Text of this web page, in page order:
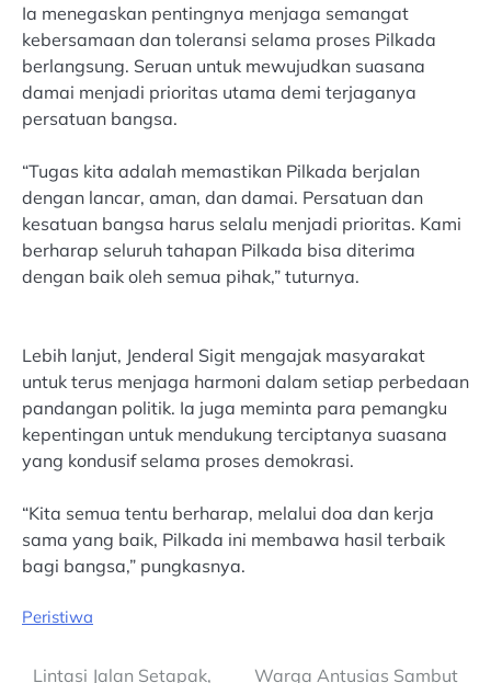
Ia menegaskan pentingnya menjaga semangat
kebersamaan dan toleransi selama proses Pilkada
berlangsung. Seruan untuk mewujudkan suasana
damai menjadi prioritas utama demi terjaganya
persatuan bangsa.
“Tugas kita adalah memastikan Pilkada berjalan
dengan lancar, aman, dan damai. Persatuan dan
kesatuan bangsa harus selalu menjadi prioritas. Kami
berharap seluruh tahapan Pilkada bisa diterima
dengan baik oleh semua pihak,” tuturnya.
Lebih lanjut, Jenderal Sigit mengajak masyarakat
untuk terus menjaga harmoni dalam setiap perbedaan
pandangan politik. Ia juga meminta para pemangku
kepentingan untuk mendukung terciptanya suasana
yang kondusif selama proses demokrasi.
“Kita semua tentu berharap, melalui doa dan kerja
sama yang baik, Pilkada ini membawa hasil terbaik
bagi bangsa,” pungkasnya.
Peristiwa
Lintasi Jalan Setapak,
Warga Antusias Sambut